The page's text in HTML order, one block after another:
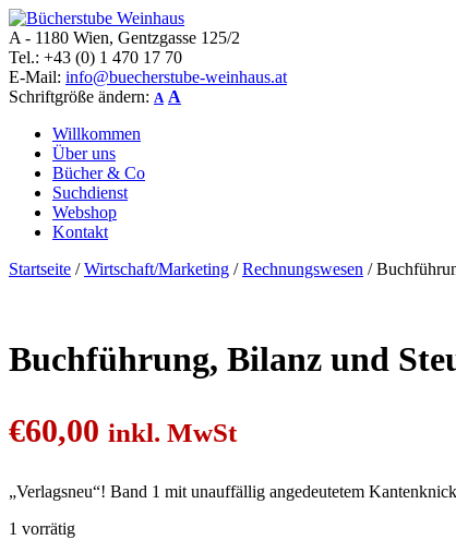
Bücherstube Weinhaus
Verkauf von seltenen antiquarischen und alten, teilweise noch
A - 1180 Wien, Gentzgasse 125/2
Tel.: +43 (0) 1 470 17 70
E-Mail: info@buecherstube-weinhaus.at
Schriftgröße ändern: A A
Willkommen
Über uns
Bücher & Co
Suchdienst
Webshop
Kontakt
Startseite /Wirtschaft/Marketing /Rechnungswesen /
Buchführung, Bilanz und
€60,00 inkl. MwSt
„Verlagsneu“! Band 1 mit unauffällig angedeutetem
1 vorrätig